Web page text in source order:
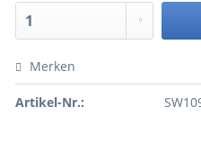
Merken
Artikel-Nr.: